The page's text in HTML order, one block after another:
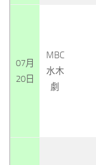
07月
20日
MBC
水木
劇